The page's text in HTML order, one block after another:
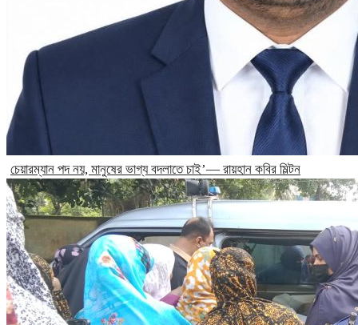
চেয়ারম্যান পদ নয়, মানুষের ভাগ্য বদলাতে চাই’— রায়হান কবির মিল্টন